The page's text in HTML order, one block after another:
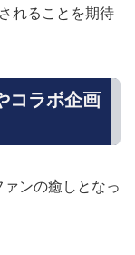
されることを期待
コラボ企画
ンの癒しとなっ